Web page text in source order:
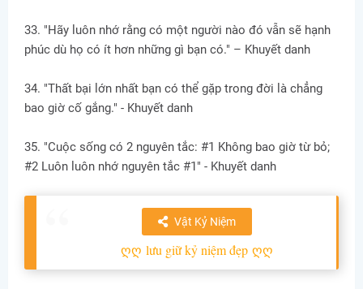
33. "Hãy luôn nhớ rằng có một người nào đó vẫn sẽ hạnh
phúc dù họ có ít hơn những gì bạn có." – Khuyết danh
34. "Thất bại lớn nhất bạn có thể gặp trong đời là chẳng
bao giờ cố gắng." - Khuyết danh
35. "Cuộc sống có 2 nguyên tắc: #1 Không bao giờ từ bỏ;
#2 Luôn luôn nhớ nguyên tắc #1" - Khuyết danh
Vật Kỷ Niệm
ღღ lưu giữ kỷ niệm đẹp ღღ